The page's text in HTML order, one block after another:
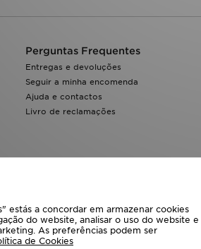
Perguntas Frequentes
Entregas e devoluções
Seguir a minha encomenda
Ajuda e contactos
Livro de reclamações
estás a concordar em armazenar cookies
do website, analisar o uso do website e
As preferências podem ser
de Cookies